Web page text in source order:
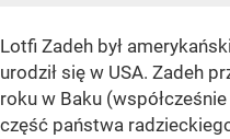
Lotfi Zadeh był
urodził się w USA. Zadeh
roku w Baku
część państwa